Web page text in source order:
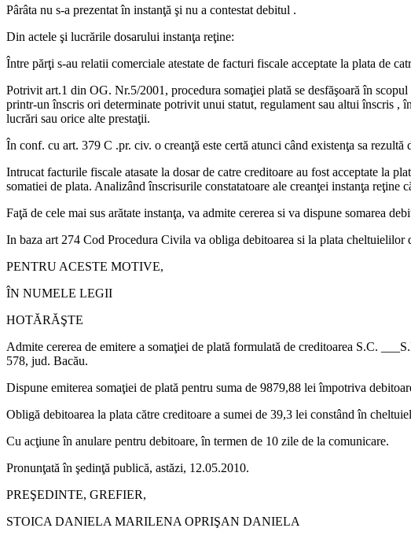
Pârâta nu s-a prezentat în instanţă şi nu a contestat debitul .
Din actele şi lucrările dosarului instanţa reţine:
Între părţi s-au relatii comerciale atestate de facturi fiscale acceptate la plata de
Potrivit art.1 din OG. Nr.5/2001, procedura somaţiei plată se desfăşoară în
printr-un înscris ori determinate potrivit unui statut, regulament sau altui înscris ,
lucrări sau orice alte prestaţii.
În conf. cu art. 379 C .pr. civ. o creanţă este certă atunci când existenţa sa
Intrucat facturile fiscale atasate la dosar de catre creditoare au fost acceptate la
somatiei de plata. Analizând înscrisurile constatatoare ale creanţei instanţa reţine
Faţă de cele mai sus arătate instanţa, va admite cererea si va dispune somarea
In baza art 274 Cod Procedura Civila va obliga debitoarea si la plata
PENTRU ACESTE MOTIVE,
ÎN NUMELE LEGII
HOTĂRĂŞTE
Admite cererea de emitere a somaţiei de plată formulată de creditoarea S.C.
578, jud. Bacău.
Dispune emiterea somaţiei de plată pentru suma de 9879,88 lei împotriva
Obligă debitoarea la plata către creditoare a sumei de 39,3 lei constând în
Cu acţiune în anulare pentru debitoare, în termen de 10 zile de la comunicare.
Pronunţată în şedinţă publică, astăzi, 12.05.2010.
PREŞEDINTE, GREFIER,
STOICA DANIELA MARILENA OPRIŞAN DANIELA